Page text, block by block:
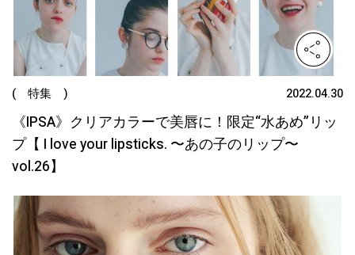
( 特集 ) 2022.04.30
《IPSA》クリアカラーで美唇に！限定“水あめ”リッ
プ【 I love your lipsticks. 〜あの子のリップ〜
vol.26】